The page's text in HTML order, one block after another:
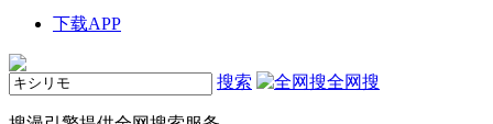
下载APP
搜索 全网搜